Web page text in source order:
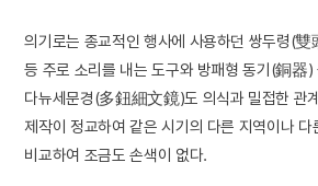
의기로는 종교적인 행사에 사용하던 쌍두령(
등 주로 소리를 내는 도구와 방패형 동기(銅器)
다뉴세문경(多鈕細文鏡)도 의식과 밀접한 관
제작이 정교하여 같은 시기의 다른 지역이나 다
비교하여 조금도 손색이 없다.